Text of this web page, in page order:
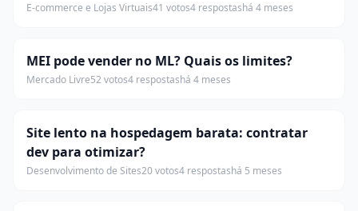
E-commerce e Lojas Virtuais41 votos4 respostashá 4 meses
MEI pode vender no ML? Quais os limites?
Mercado Livre52 votos4 respostashá 4 meses
Site lento na hospedagem barata: contratar
dev para otimizar?
Desenvolvimento de Sites20 votos4 respostashá 5 meses